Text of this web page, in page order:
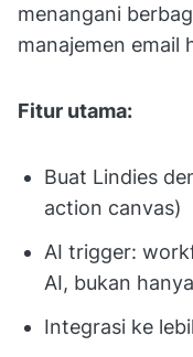
menangani
manajemen email
Fitur utama:
Buat Lindies
action canvas)
AI trigger:
AI, bukan
Integrasi ke